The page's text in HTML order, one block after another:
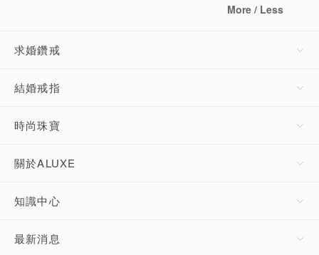
More / Less
求婚鑽戒
結婚戒指
時尚珠寶
關於ALUXE
知識中心
最新消息